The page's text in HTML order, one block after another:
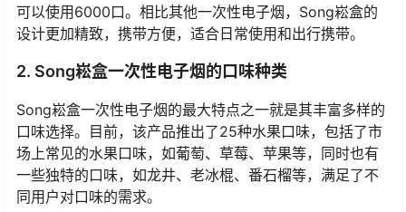
可以使用6000口。相比其他一次性电子烟，Song崧盒的
设计更加精致，携带方便，适合日常使用和出行携带。
2. Song崧盒一次性电子烟的口味种类
Song崧盒一次性电子烟的最大特点之一就是其丰富多样的
口味选择。目前，该产品推出了25种水果口味，包括了市
场上常见的水果口味，如葡萄、草莓、苹果等，同时也有
一些独特的口味，如龙井、老冰棍、番石榴等，满足了不
同用户对口味的需求。